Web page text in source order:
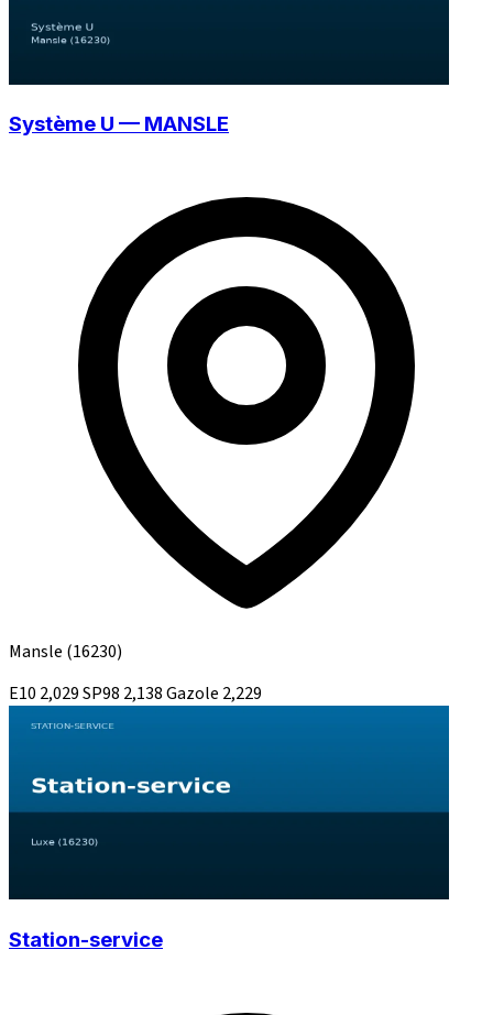
Système U — MANSLE
Mansle (16230)
E10 2,029SP98 2,138Gazole 2,229
Station-service